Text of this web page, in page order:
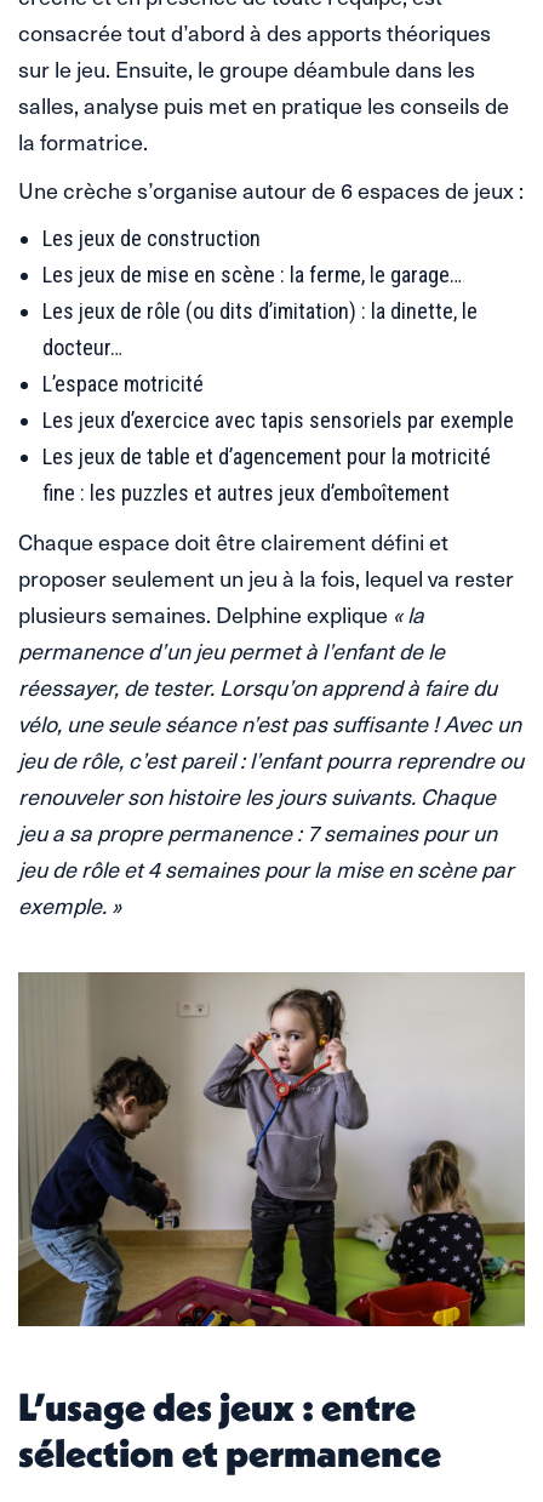
consacrée tout d’abord à des apports théoriques
sur le jeu. Ensuite, le groupe déambule dans les
salles, analyse puis met en pratique les conseils de
la formatrice.
Une crèche s’organise autour de 6 espaces de jeux :
Les jeux de construction
Les jeux de mise en scène : la ferme, le garage…
Les jeux de rôle (ou dits d’imitation) : la dinette, le
docteur…
L’espace motricité
Les jeux d’exercice avec tapis sensoriels par exemple
Les jeux de table et d’agencement pour la motricité
fine : les puzzles et autres jeux d’emboîtement
Chaque espace doit être clairement défini et
proposer seulement un jeu à la fois, lequel va rester
plusieurs semaines. Delphine explique « la
permanence d’un jeu permet à l’enfant de le
réessayer, de tester. Lorsqu’on apprend à faire du
vélo, une seule séance n’est pas suffisante ! Avec un
jeu de rôle, c’est pareil : l’enfant pourra reprendre ou
renouveler son histoire les jours suivants. Chaque
jeu a sa propre permanence : 7 semaines pour un
jeu de rôle et 4 semaines pour la mise en scène par
exemple. »
L’usage des jeux : entre
sélection et permanence